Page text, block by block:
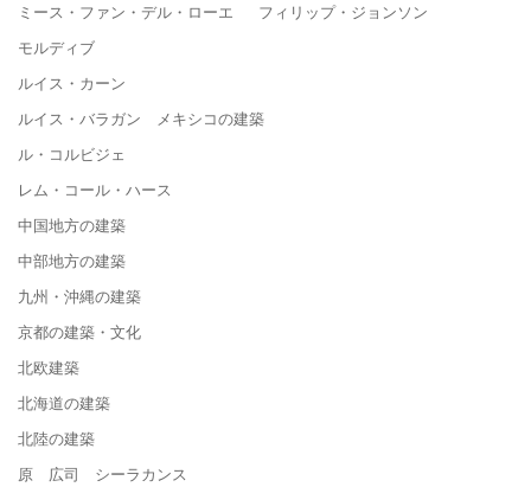
ミース・ファン・デル・ローエ フィリップ・ジョンソン
モルディブ
ルイス・カーン
ルイス・バラガン メキシコの建築
ル・コルビジェ
レム・コール・ハース
中国地方の建築
中部地方の建築
九州・沖縄の建築
京都の建築・文化
北欧建築
北海道の建築
北陸の建築
原 広司 シーラカンス